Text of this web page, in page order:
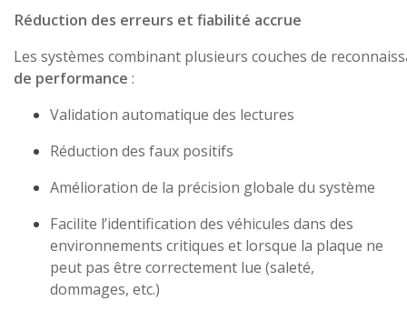
Réduction des erreurs et fiabilité accrue
Les systèmes combinant plusieurs couches de
de performance :
Validation automatique des lectures
Réduction des faux positifs
Amélioration de la précision globale du système
Facilite l’identification des véhicules dans des
environnements critiques et lorsque la plaque ne
peut pas être correctement lue (saleté,
dommages, etc.)